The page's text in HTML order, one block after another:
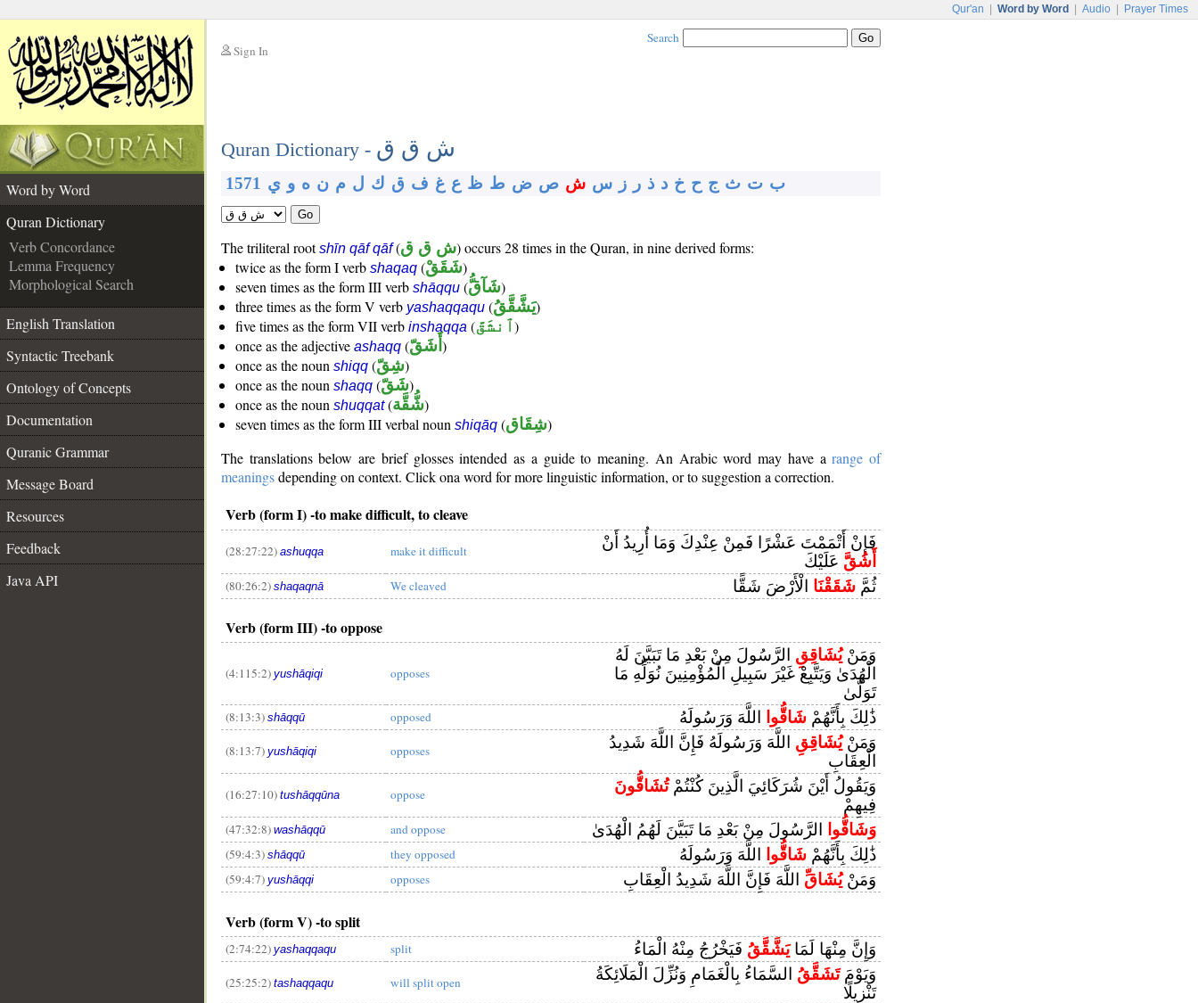
Qur'an Word by Word Audio Prayer Times
Sign In
Search
Quran Dictionary - ش ق ق
Word by Word
Quran Dictionary
Verb Concordance
Lemma Frequency
Morphological Search
English Translation
Syntactic Treebank
Ontology of Concepts
Documentation
Quranic Grammar
Message Board
Resources
Feedback
Java API
1571 ب ت ث ج ح خ د ذ ر ز س ش ص ض ط ظ ع غ ف ق ك ل م ن ه و ي
Go
The triliteral rootshīn qāf qāf(ش ق ق) occurs 28 times in the Quran, in nine derived forms:
twice as the form I verb shaqaq (شَقَقْ)
seven times as the form III verb shāqqu (شَآقُّ)
three times as the form V verb yashaqqaqu (يَشَّقَّقُ)
five times as the form VII verb inshaqqa (ٱنشَقَّ)
once as the adjective ashaqq (أَشَقّ )
once as the noun shiqq (شِقّ)
once as the noun shaqq (شَقّ)
once as the noun shuqqat(شُّقَّة)
seven times as the form III verbal noun shiqāq (شِقَاق)
The translations below are brief glosses intended as a guide to meaning. An Arabic word may have arange of
meaningsdepending on context. Click ona word for more linguistic information, or to suggestion a correction.
Verb (form I) -to make difficult, to cleave
(28:27:22) ashuqqa make it difficult
فَإِنْ أَتْمَمْتَ عَشْرًا فَمِنْ عِنْدِكَ وَمَا أُرِيدُ أَنْ
أَشُقَّ عَلَيْكَ
(80:26:2) shaqaqnā We cleaved ثُمَّ شَقَقْنَا الْأَرْضَ شَقًّا
Verb (form III) -to oppose
(4:115:2) yushāqiqi opposes
وَمَنْيُشَاقِقِ الرَّسُولَ مِنْ بَعْدِ مَا تَبَيَّنَ لَهُ
الْهُدَىٰ وَيَتَّبِعْ غَيْرَ سَبِيلِ الْمُؤْمِنِينَ نُوَلِّهِ مَا
تَوَلَّىٰ
(8:13:3) shāqqū opposed ذَٰلِكَ بِأَنَّهُمْ شَاقُّوا اللَّهَ وَرَسُولَهُ
(8:13:7) yushāqiqi opposes وَمَنْيُشَاقِقِ اللَّهَ وَرَسُولَهُ فَإِنَّ اللَّهَ شَدِيدُ
الْعِقَابِ
(16:27:10) tushāqqūna oppose وَيَقُولُ أَيْنَ شُرَكَائِيَ الَّذِينَ كُنْتُمْتُشَاقُّونَ
فِيهِمْ
(47:32:8) washāqqū and oppose وَشَاقُّوا الرَّسُولَ مِنْ بَعْدِ مَا تَبَيَّنَ لَهُمُ الْهُدَىٰ
(59:4:3) shāqqū they opposed ذَٰلِكَ بِأَنَّهُمْ شَاقُّوا اللَّهَ وَرَسُولَهُ
(59:4:7) yushāqqi opposes وَمَنْيُشَاقِّ اللَّهَ فَإِنَّ اللَّهَ شَدِيدُ الْعِقَابِ
Verb (form V) -to split
(2:74:22) yashaqqaqu split وَإِنَّ مِنْهَا لَمَايَشَّقَّقُ فَيَخْرُجُ مِنْهُ الْمَاءُ
(25:25:2) tashaqqaqu will split open وَيَوْمَتَشَقَّقُ السَّمَاءُ بِالْغَمَامِ وَنُزِّلَ الْمَلَائِكَةُ
تَنْزِيلًا